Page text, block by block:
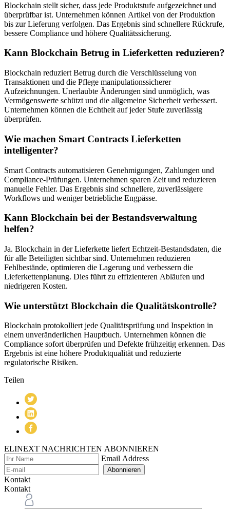
Blockchain stellt sicher, dass jede Produktstufe aufgezeichnet und
überprüfbar ist. Unternehmen können Artikel von der Produktion
bis zur Lieferung verfolgen. Das Ergebnis sind schnellere Rückrufe,
bessere Compliance und höhere Qualitätssicherung.
Kann Blockchain Betrug in Lieferketten reduzieren?
Blockchain reduziert Betrug durch die Verschlüsselung von
Transaktionen und die Pflege manipulationssicherer
Aufzeichnungen. Unerlaubte Änderungen sind unmöglich, was
Vermögenswerte schützt und die allgemeine Sicherheit verbessert.
Unternehmen können die Echtheit auf jeder Stufe zuverlässig
überprüfen.
Wie machen Smart Contracts Lieferketten
intelligenter?
Smart Contracts automatisieren Genehmigungen, Zahlungen und
Compliance-Prüfungen. Unternehmen sparen Zeit und reduzieren
manuelle Fehler. Das Ergebnis sind schnellere, zuverlässigere
Workflows und weniger betriebliche Engpässe.
Kann Blockchain bei der Bestandsverwaltung
helfen?
Ja. Blockchain in der Lieferkette liefert Echtzeit-Bestandsdaten, die
für alle Beteiligten sichtbar sind. Unternehmen reduzieren
Fehlbestände, optimieren die Lagerung und verbessern die
Lieferkettenplanung. Dies führt zu effizienteren Abläufen und
niedrigeren Kosten.
Wie unterstützt Blockchain die Qualitätskontrolle?
Blockchain protokolliert jede Qualitätsprüfung und Inspektion in
einem unveränderlichen Hauptbuch. Unternehmen können die
Compliance sofort überprüfen und Defekte frühzeitig erkennen. Das
Ergebnis ist eine höhere Produktqualität und reduzierte
regulatorische Risiken.
Teilen
ELINEXT NACHRICHTEN ABONNIEREN
Email Address
Abonnieren
Kontakt
Kontakt